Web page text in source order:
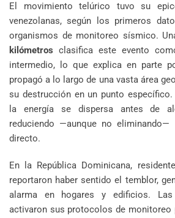
El movimiento telúrico tuvo su
venezolanas, según los primeros
organismos de monitoreo sísmico.
kilómetros clasifica este evento
intermedio, lo que explica en parte
propagó a lo largo de una vasta área
su destrucción en un punto
la energía se dispersa antes de
reduciendo —aunque no
directo.
En la República Dominicana,
reportaron haber sentido el temblor,
alarma en hogares y edificios. Las
activaron sus protocolos de monitoreo